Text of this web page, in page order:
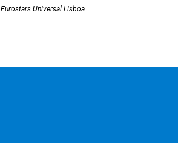
Eurostars Universal Lisboa